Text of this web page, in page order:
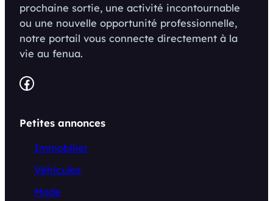
prochaine sortie, une activité incontournable
ou une nouvelle opportunité professionnelle,
notre portail vous connecte directement à la
vie au fenua.
Facebook
Petites annonces
Immobilier
Véhicules
Mode